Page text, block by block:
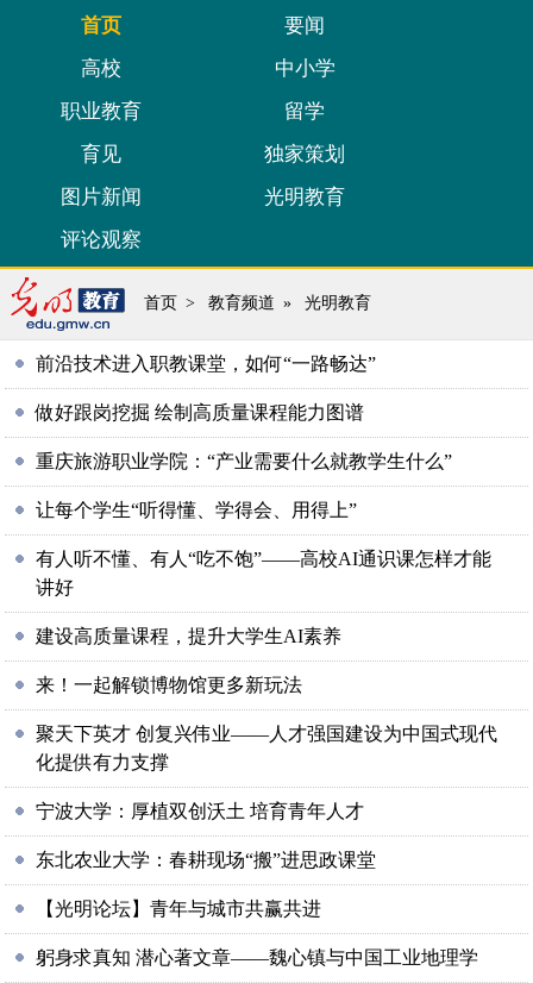
首页
要闻
高校
中小学
职业教育
留学
育见
独家策划
图片新闻
光明教育
评论观察
首页 > 教育频道 » 光明教育
前沿技术进入职教课堂，如何“一路畅达”
做好跟岗挖掘 绘制高质量课程能力图谱
重庆旅游职业学院：“产业需要什么就教学生什么”
让每个学生“听得懂、学得会、用得上”
有人听不懂、有人“吃不饱”——高校AI通识课怎样才能
讲好
建设高质量课程，提升大学生AI素养
来！一起解锁博物馆更多新玩法
聚天下英才 创复兴伟业——人才强国建设为中国式现代
化提供有力支撑
宁波大学：厚植双创沃土 培育青年人才
东北农业大学：春耕现场“搬”进思政课堂
【光明论坛】青年与城市共赢共进
躬身求真知 潜心著文章——魏心镇与中国工业地理学